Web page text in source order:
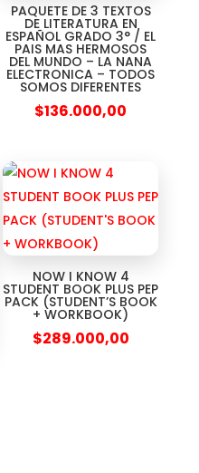
PAQUETE DE 3 TEXTOS
DE LITERATURA EN
ESPAÑOL GRADO 3° / EL
PAIS MAS HERMOSOS
DEL MUNDO – LA NANA
ELECTRONICA – TODOS
SOMOS DIFERENTES
$136.000,00
NOW I KNOW 4
STUDENT BOOK PLUS PEP
PACK (STUDENT’S BOOK
+ WORKBOOK)
$289.000,00